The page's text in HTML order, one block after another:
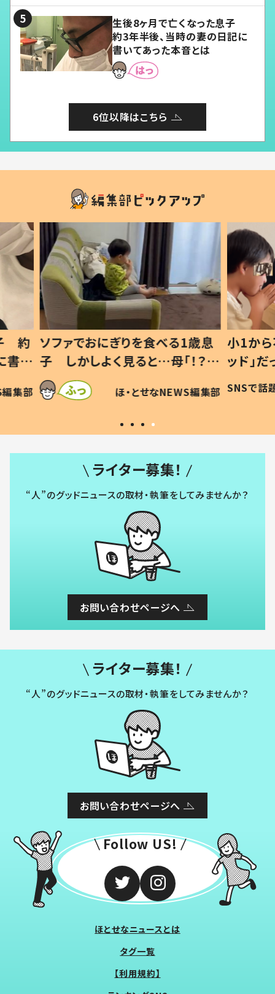
生後8ヶ月で亡くなった息子
約3年半後、当時の妻の日記に
書いてあった本音とは
6位以降はこちら
歳息
？」
編集部
小1から不登校、息子は「ギフテ
ッド」だった 父が“ウチ給食”を
作り続ける理由とは #令和の親
#令和の子
SNSで話題 ほ・とせなNEWS編集部
ひ孫
が、抱
「涙
い」
ライター募集！
“人”のグッドニュースの取材・執筆をしてみませんか？
お問い合わせページへ
ライター募集！
“人”のグッドニュースの取材・執筆をしてみませんか？
お問い合わせページへ
Follow US!
ほとせなニュースとは
タグ一覧
【利用規約】